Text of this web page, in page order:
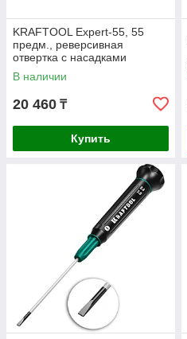
KRAFTOOL Expert-55, 55
предм., реверсивная
отвертка с насадками
(25554-H55)
В наличии
20 460 ₸
Купить